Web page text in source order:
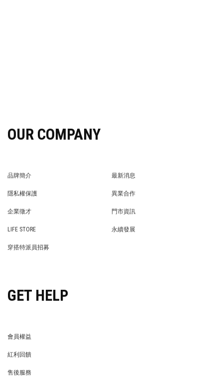
OUR COMPANY
品牌簡介
最新消息
隱私權保護
異業合作
企業徵才
門市資訊
LIFE STORE
永續發展
穿搭特派員招募
GET HELP
會員權益
紅利回饋
售後服務